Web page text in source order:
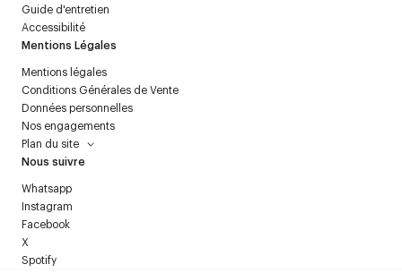
Guide d'entretien
Accessibilité
Mentions Légales
Mentions légales
Conditions Générales de Vente
Données personnelles
Nos engagements
Plan du site
Nous suivre
Whatsapp
Instagram
Facebook
X
Spotify